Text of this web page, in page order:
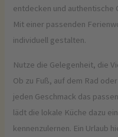
entdecken und authentische
Mit einer passenden
individuell gestalten.
Nutze die Gelegenheit, die
Ob zu Fuß, auf dem Rad
jeden Geschmack das
lädt die lokale Küche dazu
kennenzulernen. Ein Urlaub